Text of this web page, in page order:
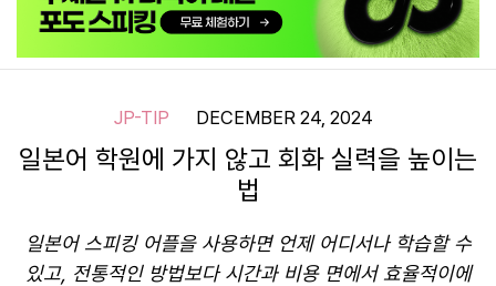
JP-TIP DECEMBER 24, 2024
일본어 학원에 가지 않고 회화 실력을 높이는
법
일본어 스피킹 어플을 사용하면 언제 어디서나 학습할 수
있고, 전통적인 방법보다 시간과 비용 면에서 효율적이에